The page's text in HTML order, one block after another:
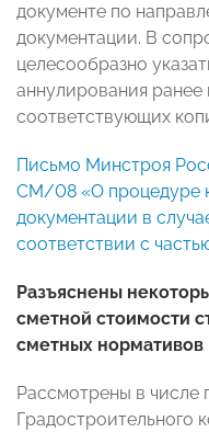
документе по
документации. В
целесообразно
аннулирования ранее
соответствующих
Письмо Минстроя
СМ/08 «О процедуре
документации в
соответствии с
Разъяснены
сметной стоимости
сметных нормативов
Рассмотрены в числе
Градостроительного